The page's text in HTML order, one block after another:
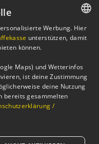
GERMAN
Werbung. Hier
unterstützen, damit
können.
Maps) und Wetterinfos
ist deine Zustimmung
deine Nutzung
bereits gesammelten
/